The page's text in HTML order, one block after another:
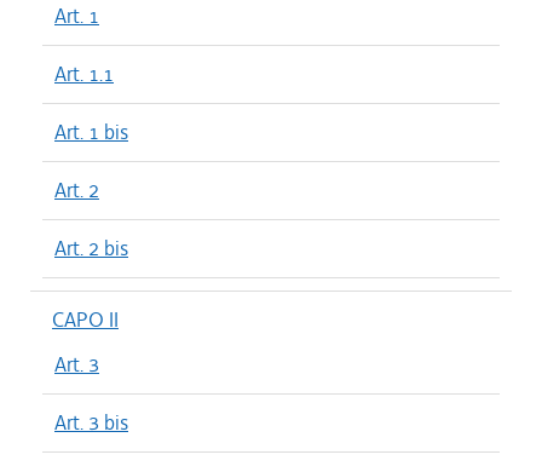
Art. 1
Art. 1.1
Art. 1 bis
Art. 2
Art. 2 bis
CAPO II
Art. 3
Art. 3 bis